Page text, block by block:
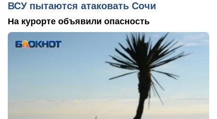
ВСУ пытаются атаковать Сочи
На курорте объявили опасность